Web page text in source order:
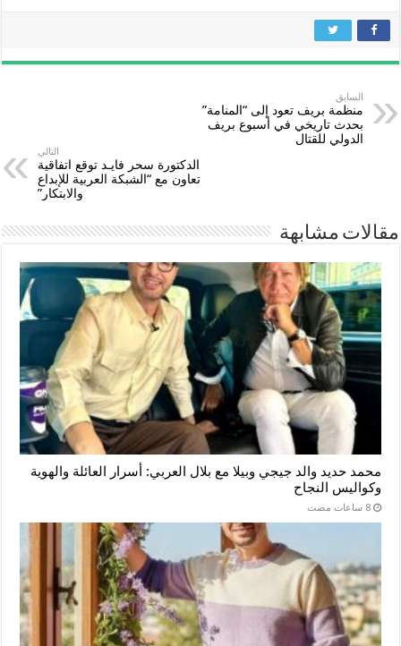
السابق
منظمة بريف تعود إلى “المنامة”
بحدث تاريخي في أسبوع بريف
الدولي للقتال
التالي
الدكتورة سحر فايـد توقع اتفاقية
تعاون مع “الشبكة العربية للإبداع
والابتكار”
مقالات مشابهة
محمد حديد والد جيجي وبيلا مع بلال العربي: أسرار العائلة والهوية
وكواليس النجاح
‏8 ساعات مضت